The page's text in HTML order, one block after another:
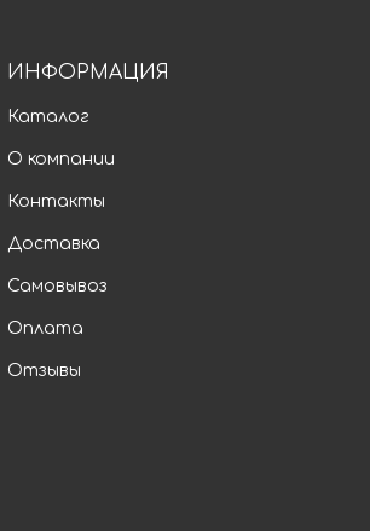
ИНФОРМАЦИЯ
Каталог
О компании
Контакты
Доставка
Самовывоз
Оплата
Отзывы